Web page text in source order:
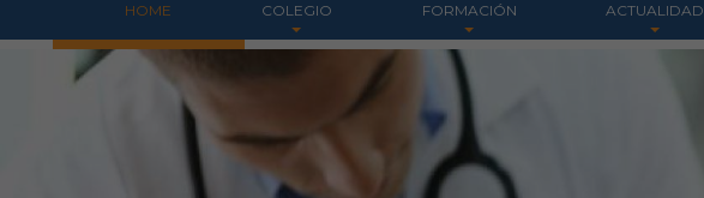
HOME COLEGIO
Comisiones asesoras
Proyectos sociales
FORMACIÓN
Formación COVIB
entidades
Certificados de
formaciones COVIB
ACTUALIDAD